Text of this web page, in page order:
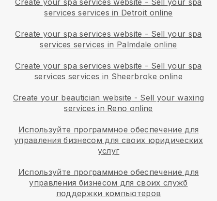
services services in Detroit online
Create your spa services website - Sell your spa
services services in Palmdale online
Create your spa services website - Sell your spa
services services in Sheerbroke online
Create your beautician website - Sell your waxing
services in Reno online
Используйте программное обеспечение для
управления бизнесом для своих юридических
услуг
Используйте программное обеспечение для
управления бизнесом для своих служб
поддержки компьютеров